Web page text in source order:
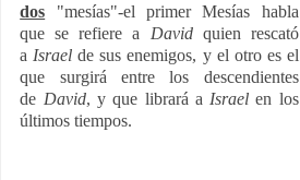
dos "mesías"-el primer Mesías habla
que se refiere a Davidquien rescató
a Israel de sus enemigos, y el otro es el
que surgirá entre los descendientes
de David, y que librará a Israel en los
últimos tiempos.